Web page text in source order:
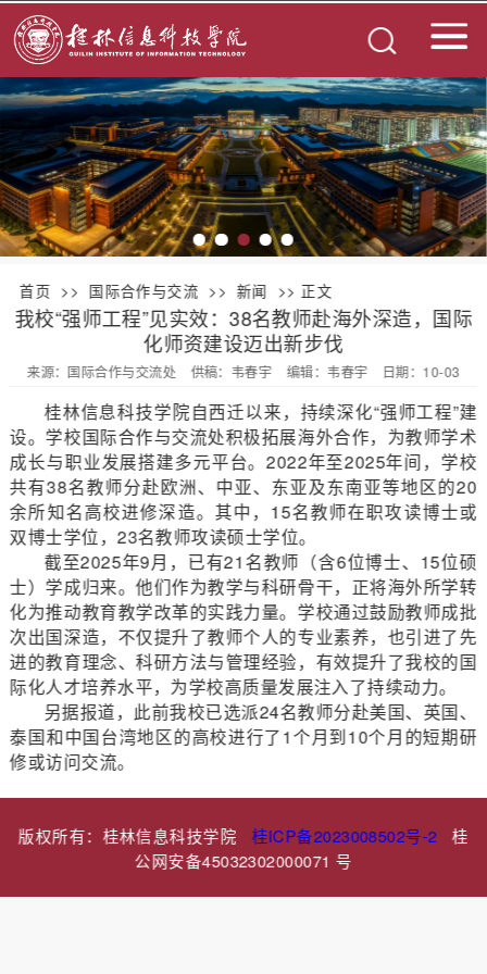
首页 >> 国际合作与交流 >> 新闻 >> 正文
我校“强师工程”见实效：38名教师赴海外深造，国际
化师资建设迈出新步伐
来源：国际合作与交流处 供稿：韦春宇 编辑：韦春宇 日期：10-03
桂林信息科技学院自西迁以来，持续深化“强师工程”建
设。学校国际合作与交流处积极拓展海外合作，为教师学术
成长与职业发展搭建多元平台。2022年至2025年间，学校
共有38名教师分赴欧洲、中亚、东亚及东南亚等地区的20
余所知名高校进修深造。其中，15名教师在职攻读博士或
双博士学位，23名教师攻读硕士学位。
截至2025年9月，已有21名教师（含6位博士、15位硕
士）学成归来。他们作为教学与科研骨干，正将海外所学转
化为推动教育教学改革的实践力量。学校通过鼓励教师成批
次出国深造，不仅提升了教师个人的专业素养，也引进了先
进的教育理念、科研方法与管理经验，有效提升了我校的国
际化人才培养水平，为学校高质量发展注入了持续动力。
另据报道，此前我校已选派24名教师分赴美国、英国、
泰国和中国台湾地区的高校进行了1个月到10个月的短期研
修或访问交流。
版权所有：桂林信息科技学院桂ICP备2023008502号-2 桂
公网安备45032302000071 号